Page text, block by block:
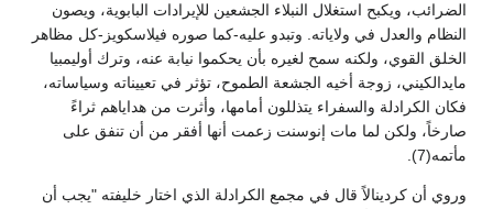
الضرائب، ويكبح استغلال النبلاء الجشعين للإيرادات البابوية، ويصون
النظام والعدل في ولاياته. وتبدو عليه-كما صوره فيلاسكويز-كل مظاهر
الخلق القوي، ولكنه سمح لغيره بأن يحكموا نيابة عنه، وترك أوليمبيا
مايدالكيني، زوجة أخيه الجشعة الطموح، تؤثر في تعييناته وسياساته،
فكان الكرادلة والسفراء يتذللون أمامها، وأثرت من هداياهم ثراءً
صارخاً، ولكن لما مات إنوسنت زعمت أنها أفقر من أن تنفق على
مأتمه(7).
وروي أن كردينالاً قال في مجمع الكرادلة الذي اختار خليفته "يجب أن